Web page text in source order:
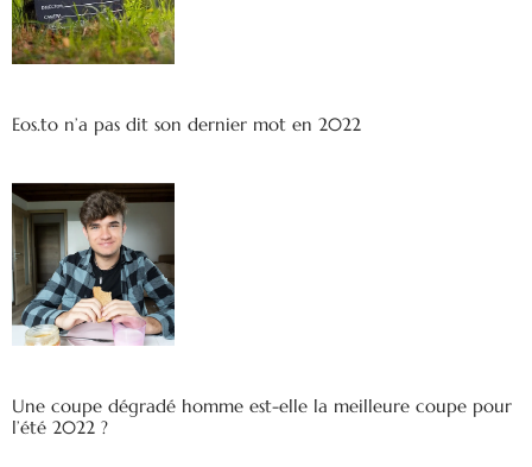
Eos.to n’a pas dit son dernier mot en 2022
Une coupe dégradé homme est-elle la meilleure coupe pour
l’été 2022 ?